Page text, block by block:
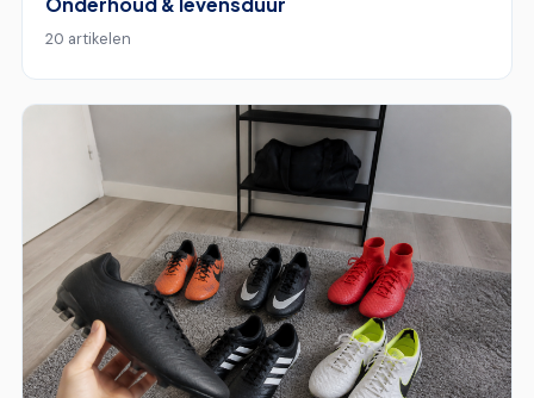
20 artikelen